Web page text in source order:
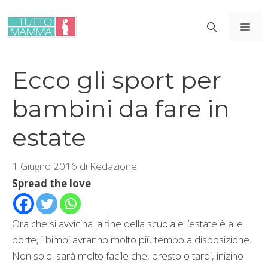
contenuto
Ecco gli sport per
bambini da fare in
estate
1 Giugno 2016 di Redazione
Spread the love
Ora che si avvicina la fine della scuola e l’estate è alle
porte, i bimbi avranno molto più tempo a disposizione.
Non solo: sarà molto facile che, presto o tardi, inizino